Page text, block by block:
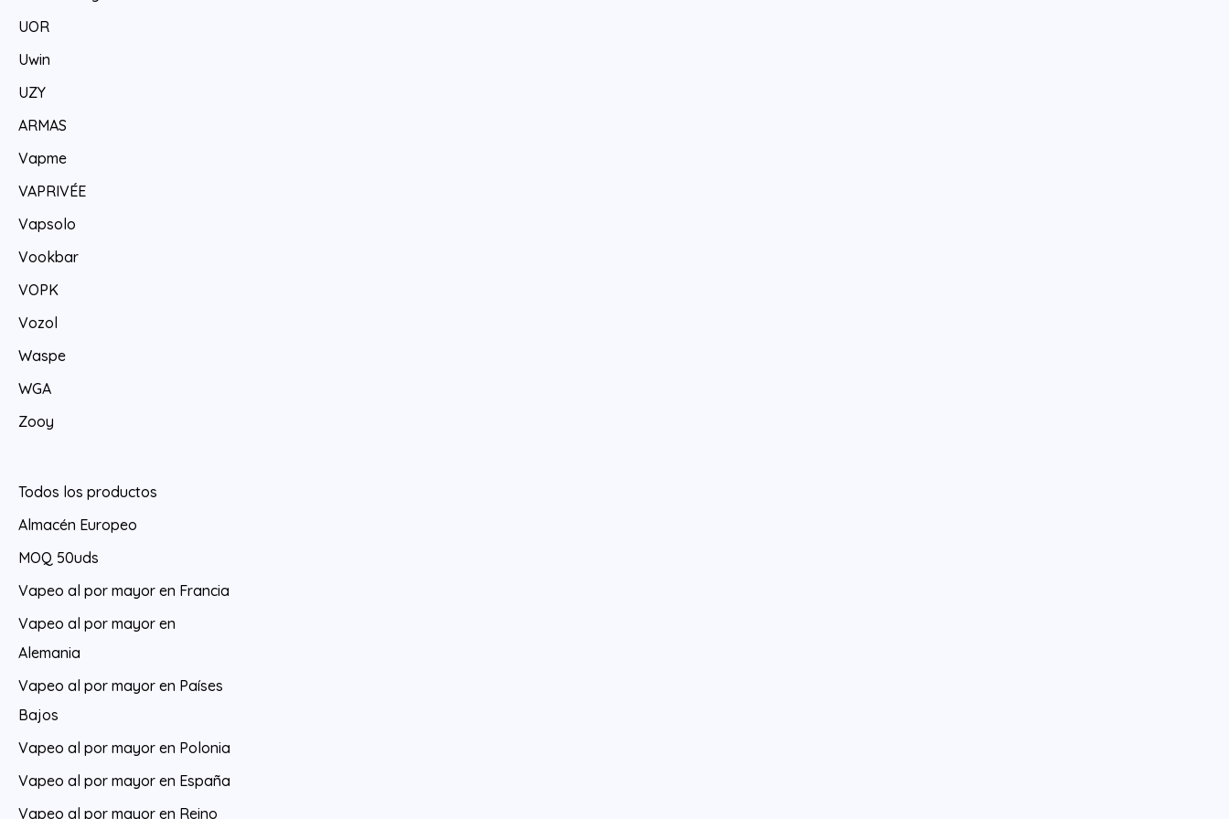
UOR
Uwin
UZY
ARMAS
Vapme
VAPRIVÉE
Vapsolo
Vookbar
VOPK
Vozol
Waspe
WGA
Zooy
Todos los productos
Almacén Europeo
MOQ 50uds
Vapeo al por mayor en Francia
Vapeo al por mayor en
Alemania
Vapeo al por mayor en Países
Bajos
Vapeo al por mayor en Polonia
Vapeo al por mayor en España
Vapeo al por mayor en Reino